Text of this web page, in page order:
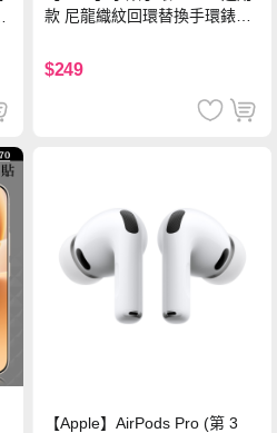
款 尼龍織紋回環替換手環錶帶-
$249
【Apple】AirPods Pro (第 3